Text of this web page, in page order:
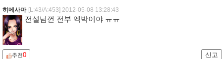
히메사마 [L:43/A:453] 2012-05-08 13:28:43
전설님껀 전부 엑박이야 ㅠㅠ
추천0 신고